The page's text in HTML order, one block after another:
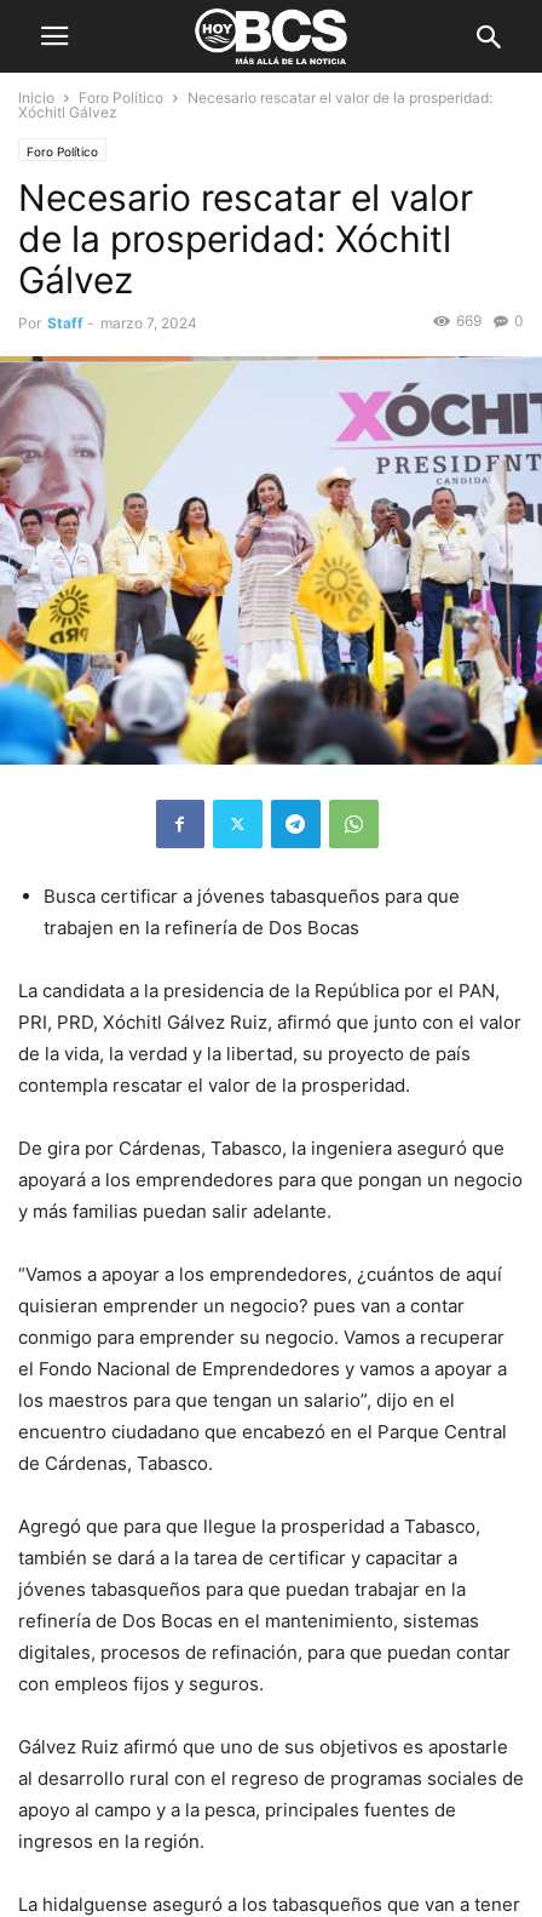
Inicio Foro Político
Necesario rescatar el valor de la prosperidad:
Xóchitl Gálvez
Foro Político
Necesario rescatar el valor
de la prosperidad: Xóchitl
Gálvez
Por Staff - marzo 7, 2024 0
669
Busca certificar a jóvenes tabasqueños para que
trabajen en la refinería de Dos Bocas
La candidata a la presidencia de la República por el PAN,
PRI, PRD, Xóchitl Gálvez Ruiz, afirmó que junto con el valor
de la vida, la verdad y la libertad, su proyecto de país
contempla rescatar el valor de la prosperidad.
De gira por Cárdenas, Tabasco, la ingeniera aseguró que
apoyará a los emprendedores para que pongan un negocio
y más familias puedan salir adelante.
“Vamos a apoyar a los emprendedores, ¿cuántos de aquí
quisieran emprender un negocio? pues van a contar
conmigo para emprender su negocio. Vamos a recuperar
el Fondo Nacional de Emprendedores y vamos a apoyar a
los maestros para que tengan un salario”, dijo en el
encuentro ciudadano que encabezó en el Parque Central
de Cárdenas, Tabasco.
Agregó que para que llegue la prosperidad a Tabasco,
también se dará a la tarea de certificar y capacitar a
jóvenes tabasqueños para que puedan trabajar en la
refinería de Dos Bocas en el mantenimiento, sistemas
digitales, procesos de refinación, para que puedan contar
con empleos fijos y seguros.
Gálvez Ruiz afirmó que uno de sus objetivos es apostarle
al desarrollo rural con el regreso de programas sociales de
apoyo al campo y a la pesca, principales fuentes de
ingresos en la región.
La hidalguense aseguró a los tabasqueños que van a tener